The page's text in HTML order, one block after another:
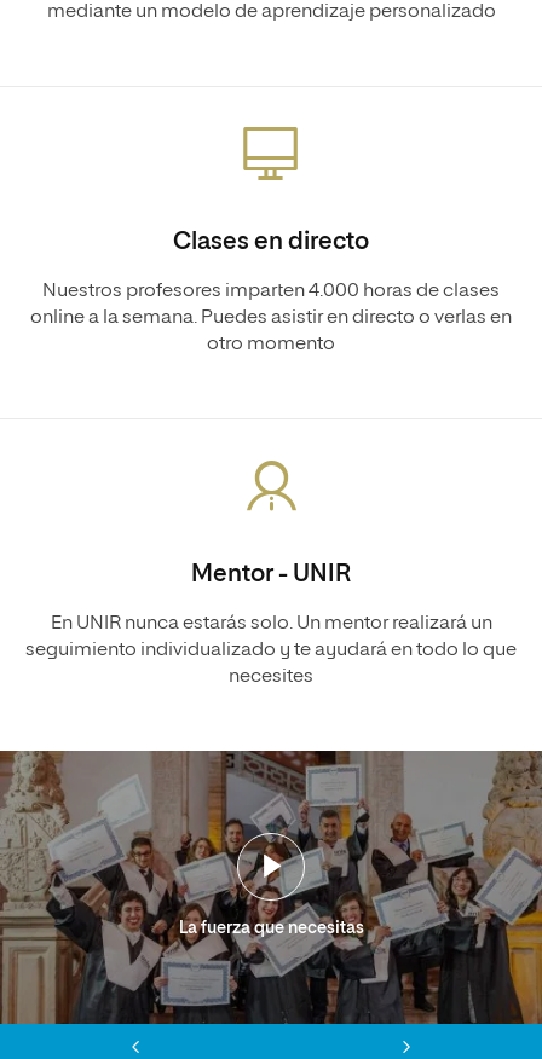
mediante un modelo de aprendizaje personalizado
Clases en directo
Nuestros profesores imparten 4.000 horas de clases
online a la semana. Puedes asistir en directo o verlas en
otro momento
Mentor - UNIR
En UNIR nunca estarás solo. Un mentor realizará un
seguimiento individualizado y te ayudará en todo lo que
necesites
La fuerza que necesitas